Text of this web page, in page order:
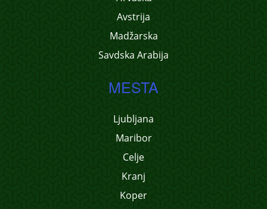
Avstrija
Madžarska
Savdska Arabija
MESTA
Ljubljana
Maribor
Celje
Kranj
Koper